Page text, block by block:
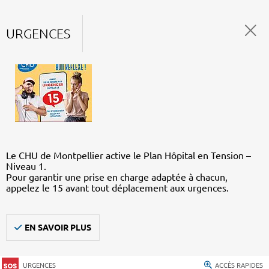
URGENCES
Le CHU de Montpellier active le Plan Hôpital en Tension –
Niveau 1.
Pour garantir une prise en charge adaptée à chacun,
appelez le 15 avant tout déplacement aux urgences.
EN SAVOIR PLUS
URGENCES ACCÈS RAPIDES